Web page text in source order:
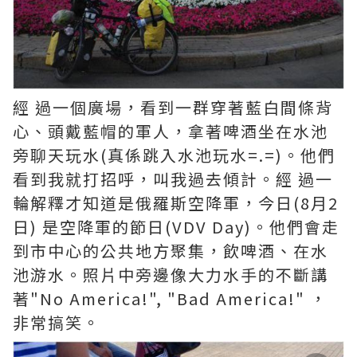
經 過一個廣場，看到一群穿著藍白間條背
心、頭戴藍帽的軍人，拿著啤酒坐在水池
旁聊天玩水(真係跳入水池玩水=.=)。他們
看到我就打招呼，叫我過去傾計。經 過一
輪解釋才知道是俄羅斯空降軍，今日(8月2
日) 是空降軍的節日(VDV Day)。他們會走
到市中心的公共地方聚集，飲啤酒、在水
池游水。照片中旁邊像大力水手的不斷講
著"No America!", "Bad America!" ，
非常搞笑。